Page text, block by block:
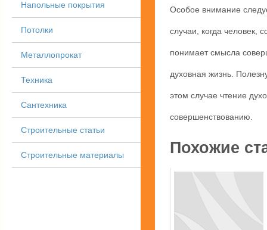
Напольные покрытия
Потолки
Металлопрокат
Техника
Сантехника
Строительные статьи
Строительные материалы
Особое внимание
случаи, когда человек,
понимает смысла
духовная жизнь.
этом случае чтение
совершенствованию.
Похожие